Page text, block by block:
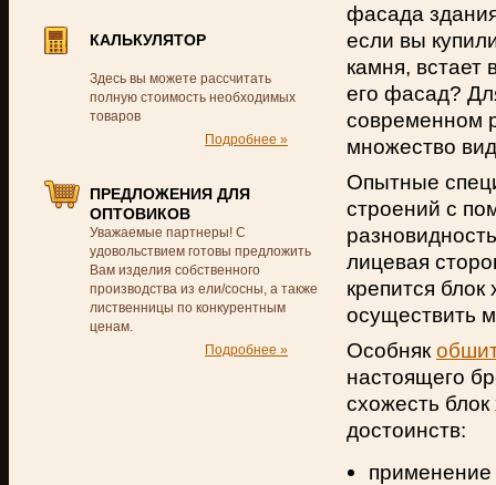
КАЛЬКУЛЯТОР
Здесь вы можете рассчитать
полную стоимость необходимых
товаров
Подробнее »
ПРЕДЛОЖЕНИЯ ДЛЯ
ОПТОВИКОВ
Уважаемые партнеры! С
удовольствием готовы предложить
Вам изделия собственного
производства из ели/сосны, а также
лиственницы по конкурентным
ценам.
Подробнее »
фасада
если вы
камня, встает
его фасад?
современном
множество
Опытные
строений с
лицевая
крепится блок
осуществить
Особняк
настоящего
схожесть
достоинств:
применение